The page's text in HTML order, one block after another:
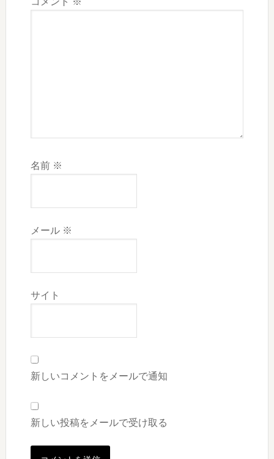
名前 ※
メール ※
サイト
新しいコメントをメールで通知
新しい投稿をメールで受け取る